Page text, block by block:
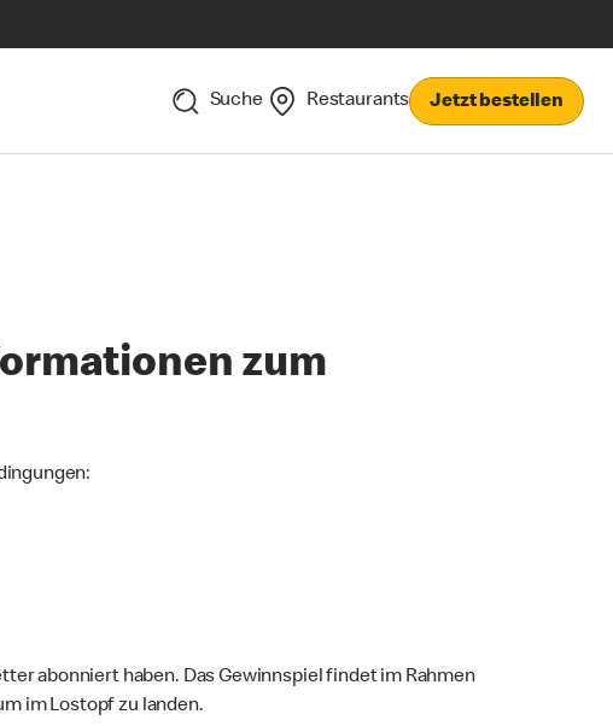
Suche Restaurants Jetzt bestellen
zum
abonniert haben. Das Gewinnspiel findet im Rahmen
im Lostopf zu landen.